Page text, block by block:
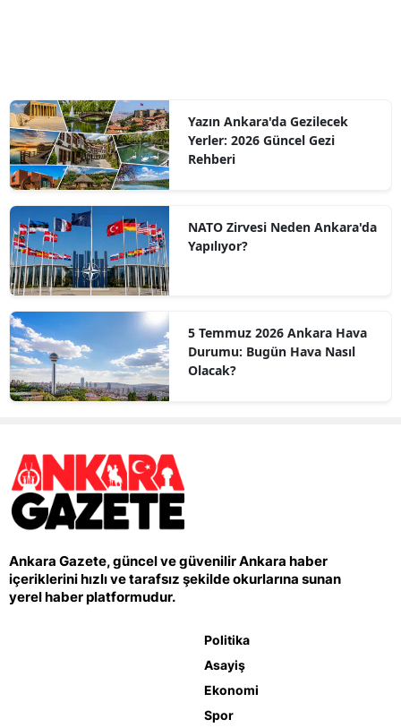
Yazın Ankara'da Gezilecek
Yerler: 2026 Güncel Gezi
Rehberi
NATO Zirvesi Neden Ankara'da
Yapılıyor?
5 Temmuz 2026 Ankara Hava
Durumu: Bugün Hava Nasıl
Olacak?
Ankara Gazete, güncel ve güvenilir Ankara haber
içeriklerini hızlı ve tarafsız şekilde okurlarına sunan
yerel haber platformudur.
Politika
Asayiş
Ekonomi
Spor